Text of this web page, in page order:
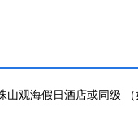
山观海假日酒店或同级 （